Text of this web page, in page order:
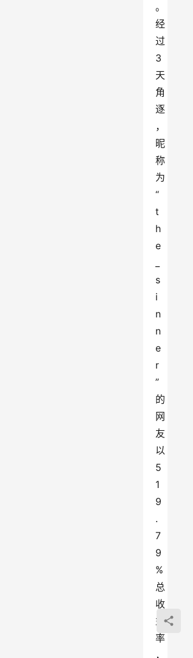
。
经
过
3
天
角
逐
，
昵
称
为
“
t
h
e
s
i
n
n
e
r
”
的
网
友
以
5
1
9
.
7
9
%
总
收
益
率
，